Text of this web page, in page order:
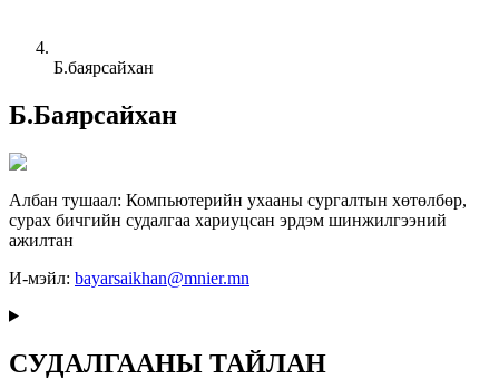
Б.баярсайхан
Б.Баярсайхан
Албан тушаал: Компьютерийн ухааны сургалтын хөтөлбөр,
сурах бичгийн судалгаа хариуцсан эрдэм шинжилгээний
ажилтан
И-мэйл: bayarsaikhan@mnier.mn
СУДАЛГААНЫ ТАЙЛАН